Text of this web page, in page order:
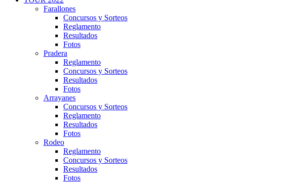
Farallones
Concursos y Sorteos
Reglamento
Resultados
Fotos
Pradera
Reglamento
Concursos y Sorteos
Resultados
Fotos
Arrayanes
Concursos y Sorteos
Reglamento
Resultados
Fotos
Rodeo
Reglamento
Concursos y Sorteos
Resultados
Fotos